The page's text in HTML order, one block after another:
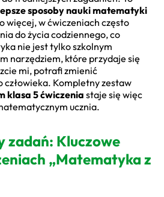
sposoby nauki matematyki
więcej, w ćwiczeniach często
do życia codziennego, co
nie jest tylko szkolnym
narzędziem, które przydaje się
mi, potrafi zmienić
człowieka. Kompletny zestaw
klasa 5 ćwiczenia staje się więc
ucznia.
zadań: Kluczowe
„Matematyka z